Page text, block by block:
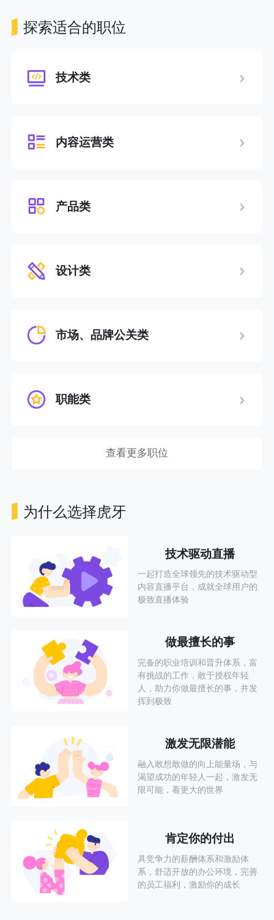
探索适合的职位
技术类
内容运营类
产品类
设计类
市场、品牌公关类
职能类
查看更多职位
为什么选择虎牙
技术驱动直播
一起打造全球领先的技术驱动型
内容直播平台，成就全球用户的
极致直播体验
做最擅长的事
完备的职业培训和晋升体系，富
有挑战的工作，敢于授权年轻
人，助力你做最擅长的事，并发
挥到极致
激发无限潜能
融入敢想敢做的向上能量场，与
渴望成功的年轻人一起，激发无
限可能，看更大的世界
肯定你的付出
具竞争力的薪酬体系和激励体
系，舒适开放的办公环境，完善
的员工福利，激励你的成长